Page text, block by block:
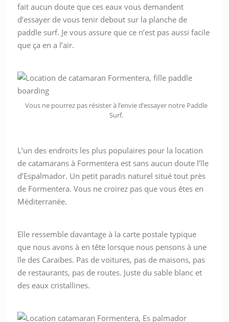
fait aucun doute que ces eaux vous demandent
d’essayer de vous tenir debout sur la planche de
paddle surf. Je vous assure que ce n’est pas aussi facile
que ça en a l’air.
Vous ne pourrez pas résister à l’envie d’essayer notre Paddle
Surf.
L’un des endroits les plus populaires pour la location
de catamarans à Formentera est sans aucun doute l’île
d’Espalmador. Un petit paradis naturel situé tout près
de Formentera. Vous ne croirez pas que vous êtes en
Méditerranée.
Elle ressemble davantage à la carte postale typique
que nous avons à en tête lorsque nous pensons à une
île des Caraïbes. Pas de voitures, pas de maisons, pas
de restaurants, pas de routes. Juste du sable blanc et
des eaux cristallines.